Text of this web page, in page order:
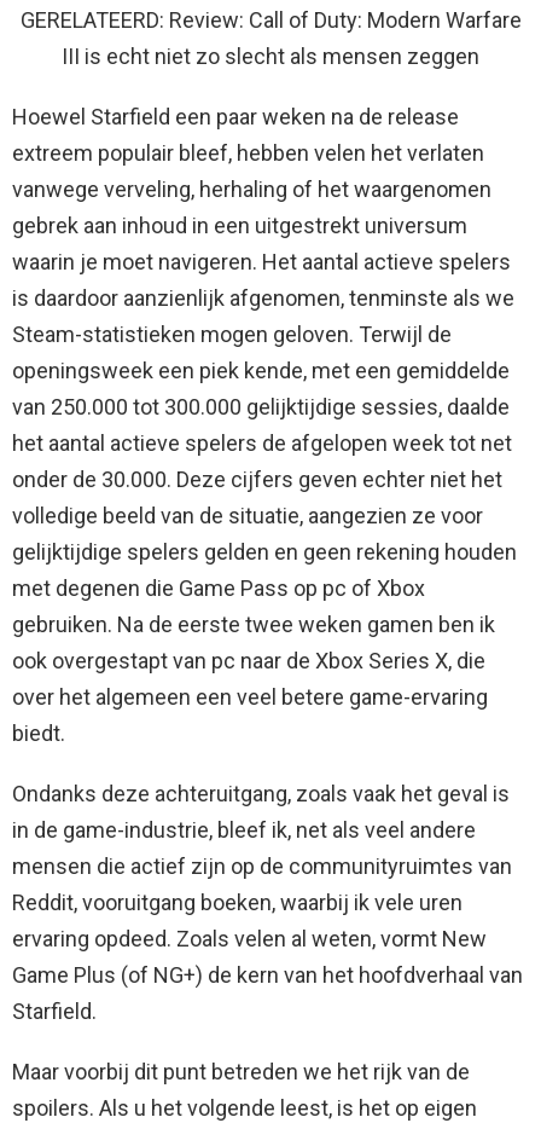
GERELATEERD: Review: Call of Duty: Modern Warfare
III is echt niet zo slecht als mensen zeggen
Hoewel Starfield een paar weken na de release
extreem populair bleef, hebben velen het verlaten
vanwege verveling, herhaling of het waargenomen
gebrek aan inhoud in een uitgestrekt universum
waarin je moet navigeren. Het aantal actieve spelers
is daardoor aanzienlijk afgenomen, tenminste als we
Steam-statistieken mogen geloven. Terwijl de
openingsweek een piek kende, met een gemiddelde
van 250.000 tot 300.000 gelijktijdige sessies, daalde
het aantal actieve spelers de afgelopen week tot net
onder de 30.000. Deze cijfers geven echter niet het
volledige beeld van de situatie, aangezien ze voor
gelijktijdige spelers gelden en geen rekening houden
met degenen die Game Pass op pc of Xbox
gebruiken. Na de eerste twee weken gamen ben ik
ook overgestapt van pc naar de Xbox Series X, die
over het algemeen een veel betere game-ervaring
biedt.
Ondanks deze achteruitgang, zoals vaak het geval is
in de game-industrie, bleef ik, net als veel andere
mensen die actief zijn op de communityruimtes van
Reddit, vooruitgang boeken, waarbij ik vele uren
ervaring opdeed. Zoals velen al weten, vormt New
Game Plus (of NG+) de kern van het hoofdverhaal van
Starfield.
Maar voorbij dit punt betreden we het rijk van de
spoilers. Als u het volgende leest, is het op eigen